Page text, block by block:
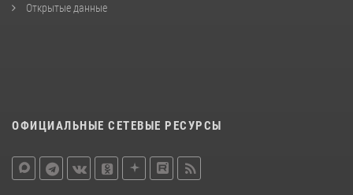
Открытые данные
ОФИЦИАЛЬНЫЕ СЕТЕВЫЕ РЕСУРСЫ